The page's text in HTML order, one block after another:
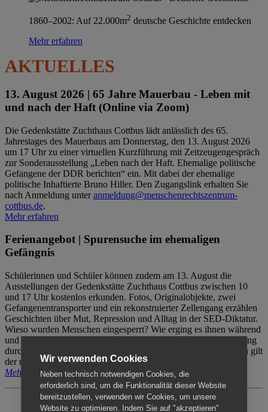
1860–2002: Auf 22.000m2 deutsche Geschichte entdecken
Mehr erfahren
AKTUELLES
13. August 2026 | 65 Jahre Mauerbau - Leben mit
und nach der Haft (Online via Zoom)
Die Gedenkstätte Zuchthaus Cottbus lädt anlässlich des 65.
Jahrestages des Mauerbaus am Donnerstag, den 13. August 2026
um 17 Uhr zu einer virtuellen Kurzführung mit Zeitzeugengespräch
zur Sonderausstellung „Leben nach der Haft. Ehemalige politische
Gefangene der DDR berichten“ ein. Mit dabei der ehemalige
politische Inhaftierte Bruno Hiller. Den Zugangslink erhalten Sie
nach Anmeldung unteranmeldung@menschenrechtszentrum-
cottbus.de.
Mehr erfahren
Ferienangebot | Spurensuche im ehemaligen
Gefängnis
Schülerinnen und Schüler können zudem am 13. August die
Ausstellungen der Gedenkstätte Zuchthaus Cottbus zwischen 10
und 17 Uhr kostenlos erkunden. Fotos, Originalobjekte, zwei
Gefangenentransporter und ein rekonstruierter Zellengang erzählen
Geschichten über Mut, Repression und Alltag in der SED-Diktatur.
Wieso wurden Menschen eingesperrt? Wie erging es ihnen während
und nach der Haft? Der Besuch erfolgt individuell ohne Betreuung
durch das Menschenrechtszentrum Cottbus. Für Begleitpersonen gilt
der reguläre Eintritt (8€ / ermäßigt 5€).
Mehr erfahren
Wir verwenden Cookies
Neben technisch notwendigen Cookies, die
erforderlich sind, um die Funktionalität dieser Website
bereitzustellen, verwenden wir Cookies, um unsere
Website zu optimieren. Indem Sie auf "akzeptieren"